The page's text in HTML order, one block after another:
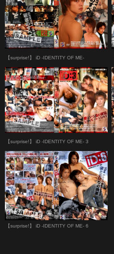
【surprise!】 iD -IDENTITY OF ME-
【surprise!】 iD -IDENTITY OF ME- 3
【surprise!】 iD -IDENTITY OF ME- 6